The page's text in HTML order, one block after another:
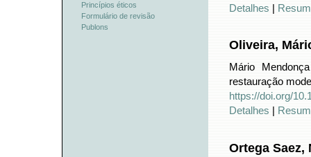
Princípios éticos
Formulário de revisão
Publons
Detalhes
Oliveira,
Mário
restauração
https://doi.org/
Detalhes
Ortega Saez,